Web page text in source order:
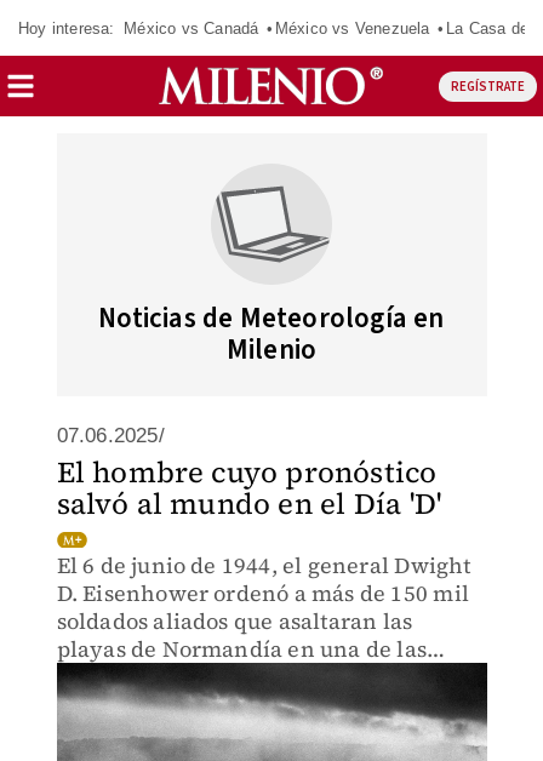
Hoy interesa: México vs Canadá México vs Venezuela La Casa de
REGÍSTRATE
Noticias de Meteorología en
Milenio
07.06.2025/
El hombre cuyo pronóstico
salvó al mundo en el Día 'D'
El 6 de junio de 1944, el general Dwight
D. Eisenhower ordenó a más de 150 mil
soldados aliados que asaltaran las
playas de Normandía en una de las
mayores invasiones marítimas de la
historia.